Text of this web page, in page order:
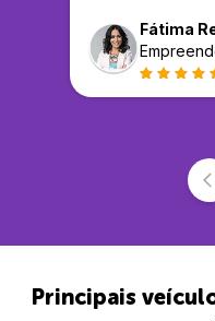
Fátima
Principais